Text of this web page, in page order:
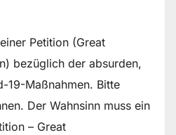
Petition (Great
bezüglich der absurden,
19-Maßnahmen. Bitte
Der Wahnsinn muss ein
– Great